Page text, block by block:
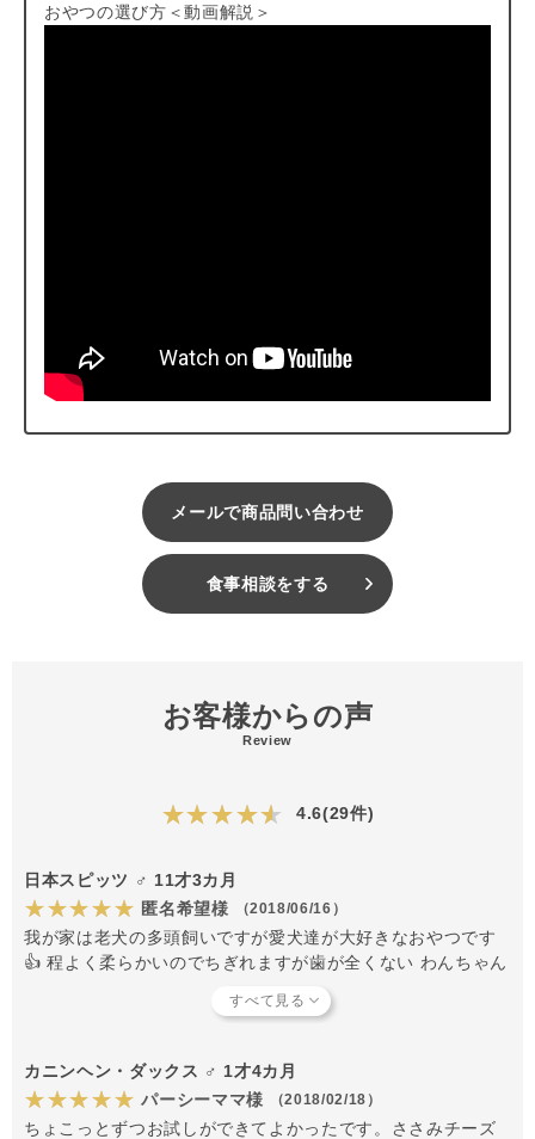
こちらの商品は、手で簡単にちぎることができますが、爪の間に
おやつの選び方＜動画解説＞
メールで商品問い合わせ
食事相談をする
お客様からの声
Review
★★★★★ 4.6(29件)
日本スピッツ ♂ 11才3カ月
★★★★★ 匿名希望様 （2018/06/16）
我が家は老犬の多頭飼いですが愛犬達が大好きなおやつです
👍 程よく柔らかいのでちぎれますが歯が全くない わんちゃん
カニンヘン・ダックス ♂ 1才4カ月
★★★★★ パーシーママ様 （2018/02/18）
ちょこっとずつお試しができてよかったです。ささみチーズ